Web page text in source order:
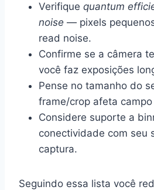
Verifique quantum
noise — pixels
read noise.
Confirme se a câmera
você faz exposições
Pense no tamanho do
frame/crop afeta
Considere suporte a
conectividade com seu
captura.
Seguindo essa lista você